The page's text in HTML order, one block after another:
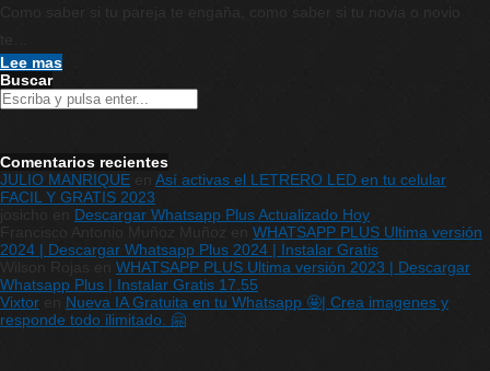
Como saber si tu pareja te engaña, como saber si tu novia o novio
Lee mas
Buscar
Comentarios recientes
JULIO MANRIQUE
Así activas el LETRERO LED en tu celular
FACIL Y GRATIS 2023
josicho
Descargar Whatsapp Plus Actualizado Hoy
WHATSAPP PLUS Ultima versión
2024 | Descargar Whatsapp Plus 2024 | Instalar Gratis
WHATSAPP PLUS Ultima versión 2023 | Descargar
Whatsapp Plus | Instalar Gratis 17.55
Vixtor
Nueva IA Gratuita en tu Whatsapp 🤩| Crea imagenes y
responde todo ilimitado. 🤗